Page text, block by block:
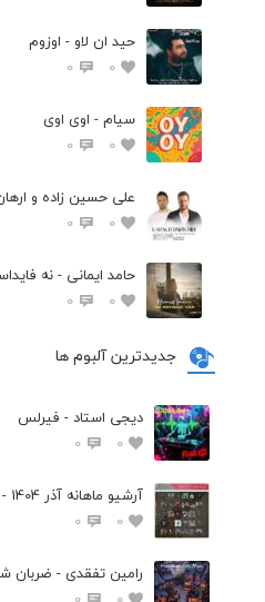
حید ان لاو - اوزوم
0
0
سیام - اوی اوی
0
0
علی حسین زاده و
0
0
حامد ایمانی - نه
0
0
جدیدترین آلبوم ها
دیجی استاد - فیرلس
0
0
آرشیو ماهانه آذر 1404 -
0
0
رامین تفقدی - ضربان